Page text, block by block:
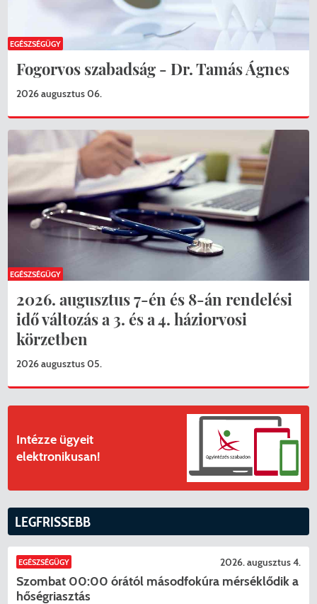
Fogorvos szabadság - Dr. Tamás Ágnes
2026 augusztus 06.
EGÉSZSÉGÜGY
2026. augusztus 7-én és 8-án rendelési
idő változás a 3. és a 4. háziorvosi
körzetben
2026 augusztus 05.
EGÉSZSÉGÜGY
Intézze ügyeit
elektronikusan!
LEGFRISSEBB
EGÉSZSÉGÜGY 2026. augusztus 4.
Szombat 00:00 órától másodfokúra mérséklődik a
hőségriasztás